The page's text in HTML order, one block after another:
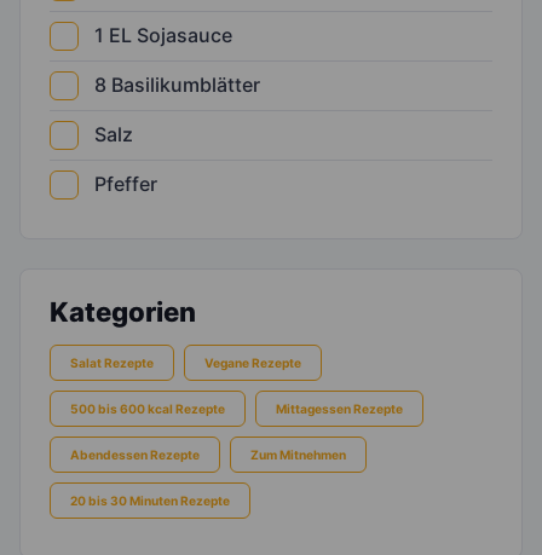
1 EL Sojasauce
8 Basilikumblätter
Salz
Pfeffer
Kategorien
Salat Rezepte Vegane Rezepte
500 bis 600 kcal Rezepte Mittagessen Rezepte
Abendessen Rezepte Zum Mitnehmen
20 bis 30 Minuten Rezepte